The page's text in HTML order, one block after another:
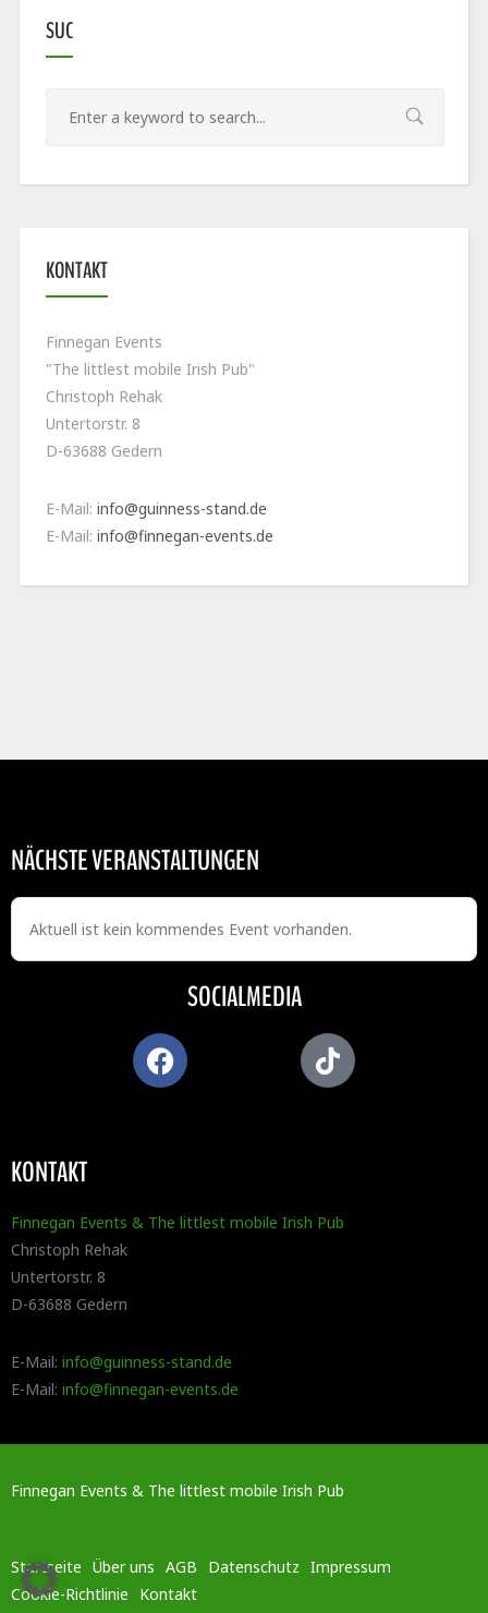
SUC
KONTAKT
Finnegan Events
"The littlest mobile Irish Pub"
Christoph Rehak
Untertorstr. 8
D-63688 Gedern
E-Mail: info@guinness-stand.de
E-Mail: info@finnegan-events.de
NÄCHSTE VERANSTALTUNGEN
Aktuell ist kein kommendes Event vorhanden.
SOCIALMEDIA
KONTAKT
Finnegan Events & The littlest mobile Irish Pub
Christoph Rehak
Untertorstr. 8
D-63688 Gedern
E-Mail: info@guinness-stand.de
E-Mail: info@finnegan-events.de
Finnegan Events & The littlest mobile Irish Pub
Startseite Über uns AGB Datenschutz Impressum
Cookie-Richtlinie
Kontakt